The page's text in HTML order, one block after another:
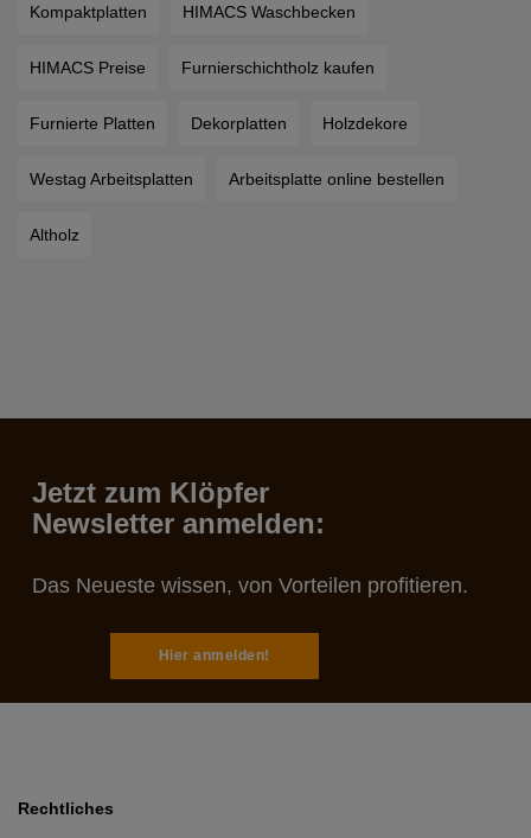
Kompaktplatten HIMACS Waschbecken
HIMACS Preise Furnierschichtholz kaufen
Furnierte Platten Dekorplatten Holzdekore
Westag Arbeitsplatten Arbeitsplatte online bestellen
Altholz
Jetzt zum Klöpfer
Newsletter anmelden:
Das Neueste wissen, von Vorteilen profitieren.
Hier anmelden!
Rechtliches